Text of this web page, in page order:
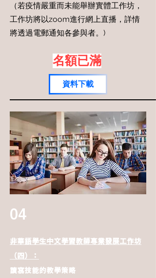
（若疫情嚴重而未能舉辦實體工作坊，
工作坊將以zoom進行網上直播，詳情
將透過電郵通知各參與者。)
名額已滿
資料下載
04
非華語學生中文學習教師專業發展工作坊
（四）：
讀寫技能的教學策略